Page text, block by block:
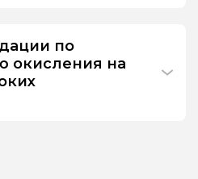
по
окисления на